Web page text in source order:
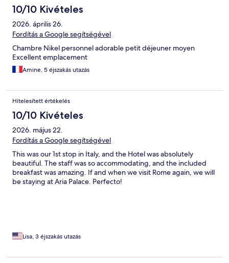
10/10 Kivételes
2026. április 26.
Fordítás a Google segítségével
Chambre Nikel personnel adorable petit déjeuner moyen
Excellent emplacement
Amine, 5 éjszakás utazás
Hitelesített értékelés
10/10 Kivételes
2026. május 22.
Fordítás a Google segítségével
This was our 1st stop in Italy, and the Hotel was absolutely
beautiful. The staff was so accommodating, and the included
breakfast was amazing. If and when we visit Rome again, we will
be staying at Aria Palace. Perfecto!
Lisa, 3 éjszakás utazás